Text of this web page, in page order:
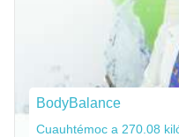
BodyBalance
Cuauhtémoc a 270.08